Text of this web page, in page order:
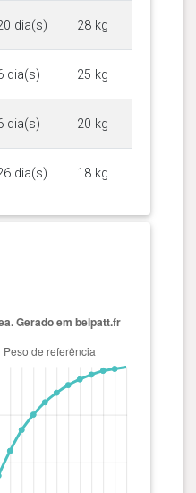
dia(s) 28 kg
dia(s) 25 kg
dia(s) 20 kg
dia(s) 18 kg